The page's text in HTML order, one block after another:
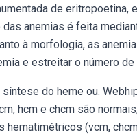
de
anemias é feita
à morfologia, as
e estreitar o número
do heme ou.
hcm e chcm são
hematimétricos (vcm,